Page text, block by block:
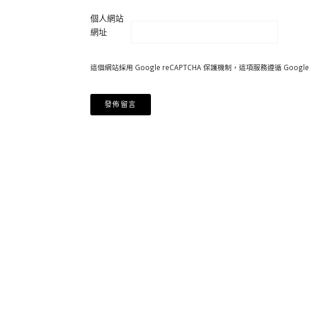
個人網站
網址
這個網站採用 Google reCAPTCHA 保護機制，這項服務遵循 Google